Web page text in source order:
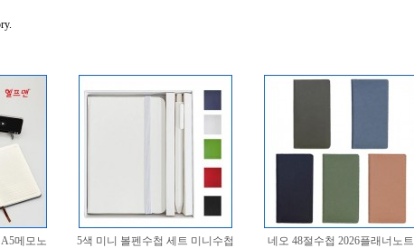
메모노
5색 미니 볼펜수첩 세트 미니수첩
네오 48절수첩 2026플래너노트